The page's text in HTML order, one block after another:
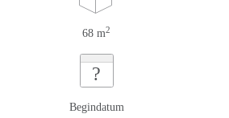
68 m2
?
Begindatum